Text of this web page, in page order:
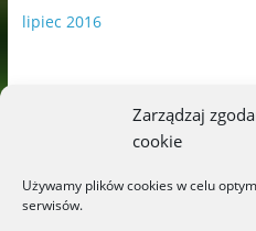
Zarządzaj
cookie
Używamy plików cookies w celu
serwisów.
lipiec 2016